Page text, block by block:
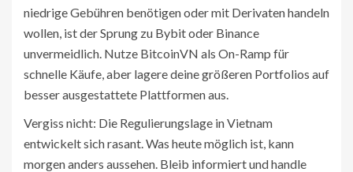
niedrige Gebühren benötigen oder mit Derivaten handeln
wollen, ist der Sprung zu Bybit oder Binance
unvermeidlich. Nutze BitcoinVN als On-Ramp für
schnelle Käufe, aber lagere deine größeren Portfolios auf
besser ausgestattete Plattformen aus.
Vergiss nicht: Die Regulierungslage in Vietnam
entwickelt sich rasant. Was heute möglich ist, kann
morgen anders aussehen. Bleib informiert und handle